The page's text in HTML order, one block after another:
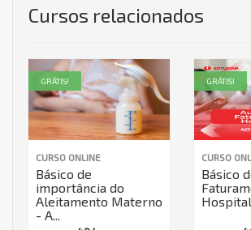
Cursos relacionados
CURSO ONLINE
Básico de
importância do
Aleitamento Materno
- A...
GRÁTIS!
CURSO
Básico
GRÁTIS!